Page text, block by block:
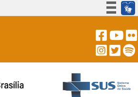
Acesso à informação
Canais